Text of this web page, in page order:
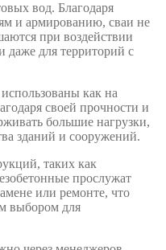
вод. Благодаря
и армированию, сваи не
при воздействии
даже для территорий с
как на
своей прочности и
большие нагрузки,
зданий и сооружений.
таких как
прослужат
или ремонте, что
выбором для